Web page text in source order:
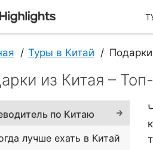
Туры в Китай
из Китая –
по Китаю
лучше ехать в Китай